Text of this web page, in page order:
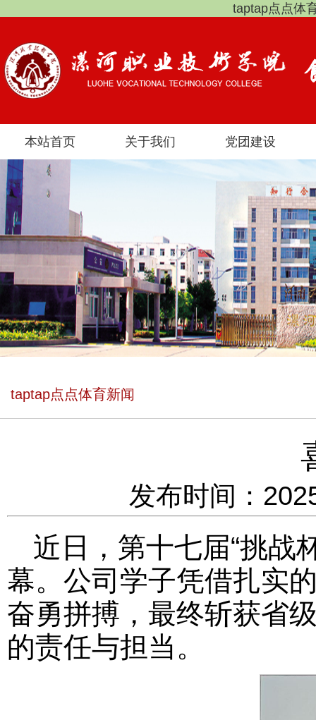
taptap点点体
本站首页 关于我们 党团建设
taptap点点体育新闻
发布时间：
近日，第十七届“挑战
幕。公司学子凭借扎实
奋勇拼搏，最终斩获省
的责任与担当。